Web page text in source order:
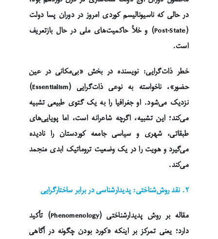
در حالی که ناسیونالیسم کوردی امروز در دوران پسا دولت
(Post-State) و خلأ حاکمیت‌های ملی در حال بازتعریف
است.
خطر ذات‌گرایی: نویسنده در بخش «بی‌مکانی در عین
حضور»، ناخواسته به نوعی ذات‌گرایی (Essentialism)
نزدیک می‌شود. او جغرافیا را به یک گتوی طبیعی تشبیه
می‌کند؛ این تشبیه، اگرچه شاعرانه است، اما پویایی‌های
طبقاتی، شهری و سیاسی جامعه کوردستان را نادیده
می‌گیرد و هویت را در یک وضعیت تروماتیک ابدی منجمد
می‌کند.
۲. نقد روش‌شناختی: پدیدارشناسی در برابر ساختارگرایی
مقاله بر روش پدیدارشناختی (Phenomenology) تأکید
دارد؛ یعنی تمرکز بر اینکه «کورد بودن چگونه در آگاهی